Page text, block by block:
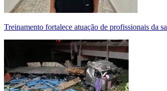
Treinamento fortalece atuação de profissionais da